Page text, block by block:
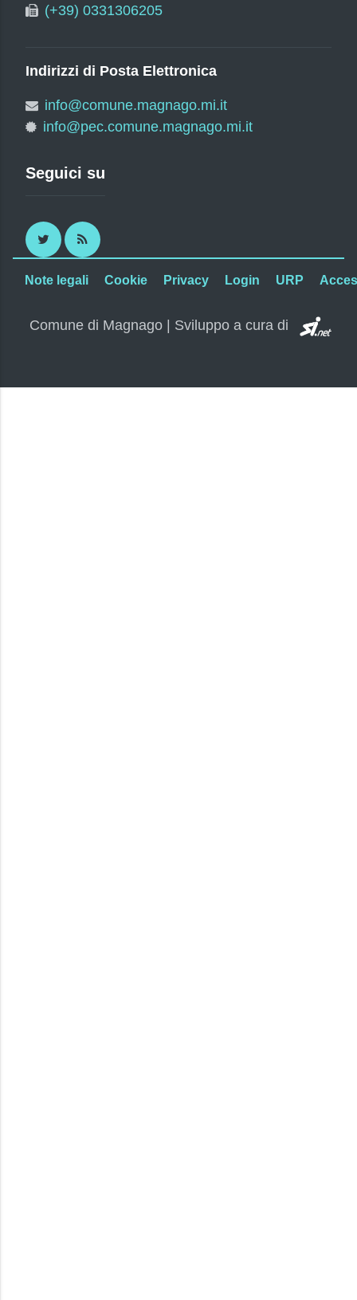
(+39) 0331306205
Indirizzi di Posta Elettronica
info@comune.magnago.mi.it
info@pec.comune.magnago.mi.it
Seguici su
Twitter RSS
Note legali Cookie Privacy Login URP
Comune di Magnago | Sviluppo a cura di